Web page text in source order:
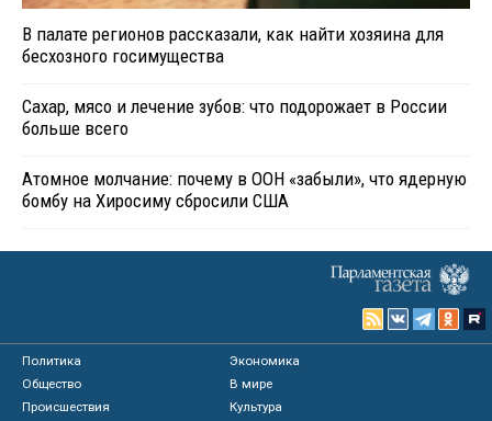
В палате регионов рассказали, как найти хозяина для
бесхозного госимущества
Сахар, мясо и лечение зубов: что подорожает в России
больше всего
Атомное молчание: почему в ООН «забыли», что ядерную
бомбу на Хиросиму сбросили США
Политика
Экономика
Общество
В мире
Происшествия
Культура